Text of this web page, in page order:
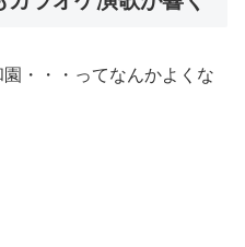
・・・ってなんかよくな